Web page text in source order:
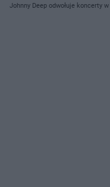
Johnny Deep odwołuje koncerty w